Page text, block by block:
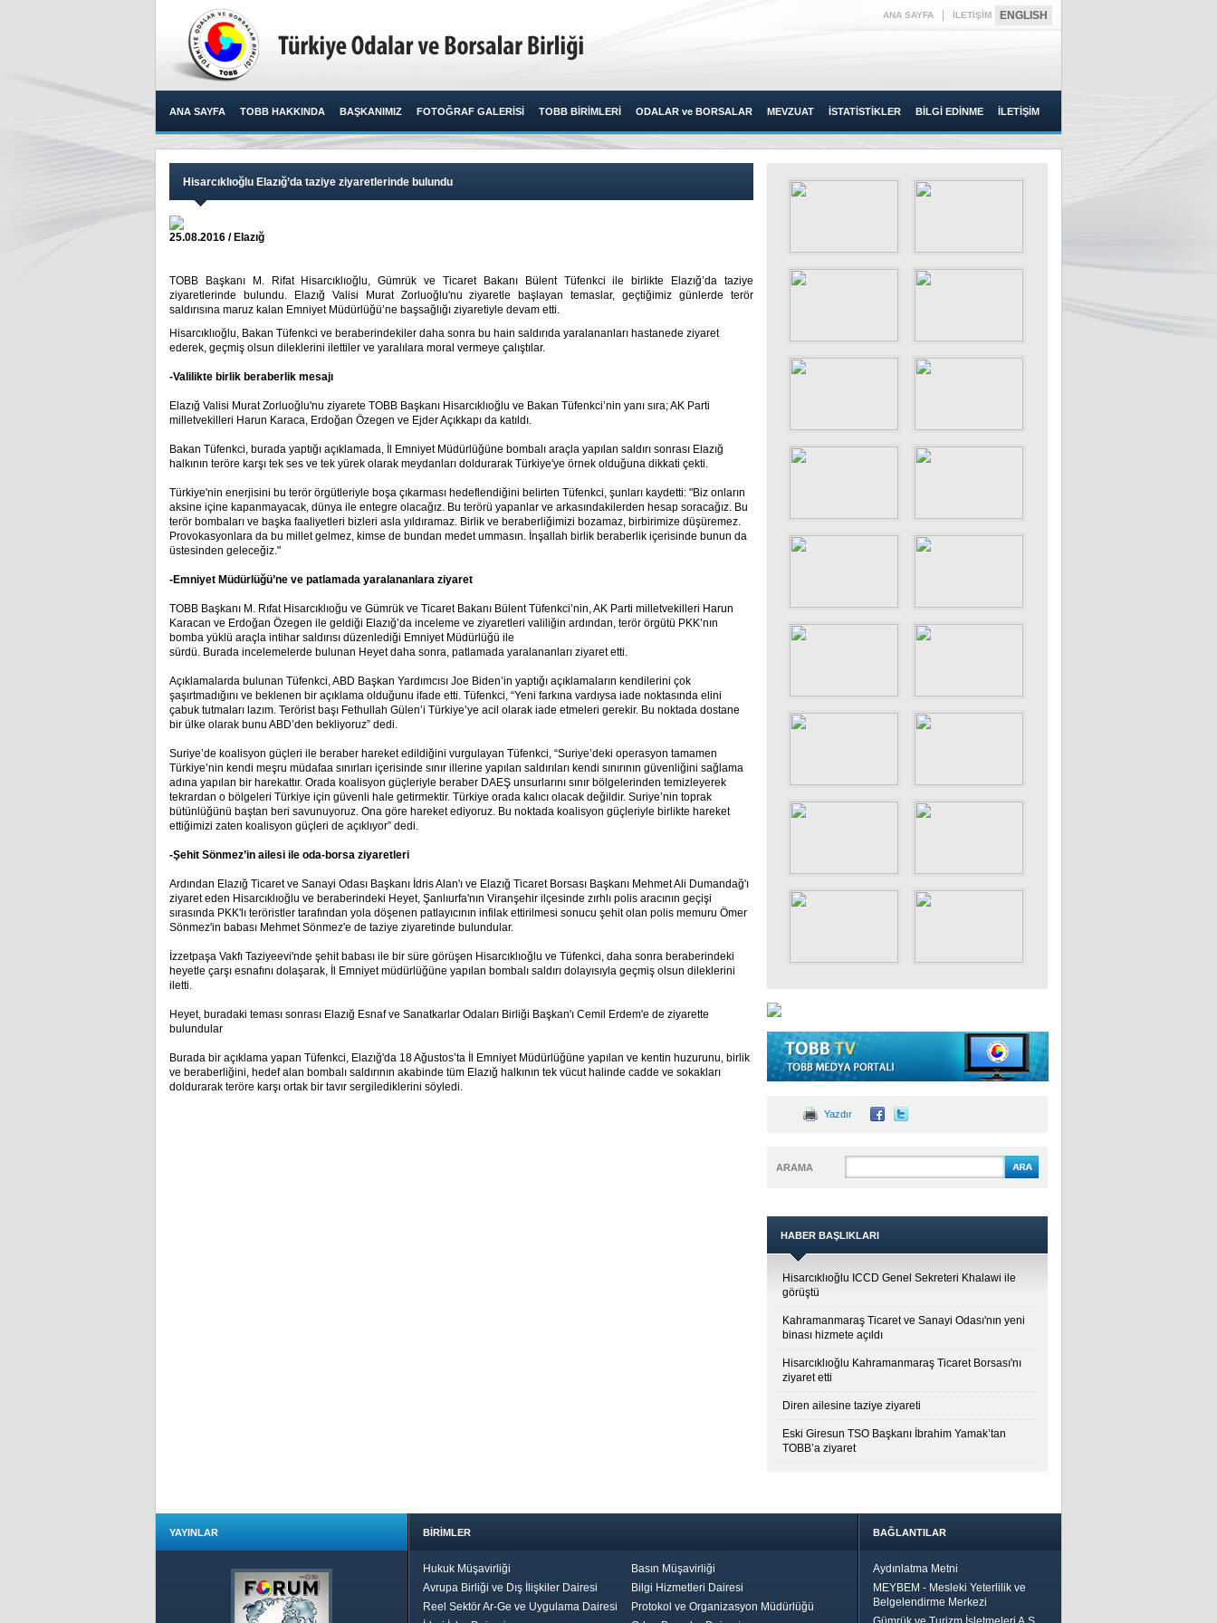
ANA SAYFA İLETİŞİM ENGLISH
ANA SAYFA TOBB HAKKINDA BAŞKANIMIZ FOTOĞRAF GALERİSİ TOBB BİRİMLERİ ODALAR ve BORSALAR MEVZUAT İSTATİSTİKLER BİLGİ EDİNME İLETİŞİM
Hisarcıklıoğlu Elazığ’da taziye ziyaretlerinde bulundu
25.08.2016 / Elazığ
TOBB Başkanı M. Rifat Hisarcıklıoğlu, Gümrük ve Ticaret Bakanı Bülent Tüfenkci ile birlikte Elazığ’da taziye
ziyaretlerinde bulundu. Elazığ Valisi Murat Zorluoğlu'nu ziyaretle başlayan temaslar, geçtiğimiz günlerde terör
saldırısına maruz kalan Emniyet Müdürlüğü’ne başsağlığı ziyaretiyle devam etti.​
Hisarcıklıoğlu, Bakan Tüfenkci ve beraberindekiler daha sonra bu hain saldırıda yaralananları hastanede ziyaret
ederek, geçmiş olsun dileklerini ilettiler ve yaralılara moral vermeye çalıştılar.
-Valilikte birlik beraberlik mesajı
Elazığ Valisi Murat Zorluoğlu'nu ziyarete TOBB Başkanı Hisarcıklıoğlu ve Bakan Tüfenkci’nin yanı sıra; AK Parti
milletvekilleri Harun Karaca, Erdoğan Özegen ve Ejder Açıkkapı da katıldı.
Bakan Tüfenkci, burada yaptığı açıklamada, İl Emniyet Müdürlüğüne bombalı araçla yapılan saldırı sonrası Elazığ
halkının teröre karşı tek ses ve tek yürek olarak meydanları doldurarak Türkiye'ye örnek olduğuna dikkati çekti.
Türkiye'nin enerjisini bu terör örgütleriyle boşa çıkarması hedeflendiğini belirten Tüfenkci, şunları kaydetti: "Biz onların
aksine içine kapanmayacak, dünya ile entegre olacağız. Bu terörü yapanlar ve arkasındakilerden hesap soracağız. Bu
terör bombaları ve başka faaliyetleri bizleri asla yıldıramaz. Birlik ve beraberliğimizi bozamaz, birbirimize düşüremez.
Provokasyonlara da bu millet gelmez, kimse de bundan medet ummasın. İnşallah birlik beraberlik içerisinde bunun da
üstesinden geleceğiz."
-Emniyet Müdürlüğü’ne ve patlamada yaralananlara ziyaret
TOBB Başkanı M. Rıfat Hisarcıklıoğu ve Gümrük ve Ticaret Bakanı Bülent Tüfenkci’nin, AK Parti milletvekilleri Harun
Karacan ve Erdoğan Özegen ile geldiği Elazığ’da inceleme ve ziyaretleri valiliğin ardından, terör örgütü PKK’nın
bomba yüklü araçla intihar saldırısı düzenlediği Emniyet Müdürlüğü ile
sürdü. Burada incelemelerde bulunan Heyet daha sonra, patlamada yaralananları ziyaret etti.
Açıklamalarda bulunan Tüfenkci, ABD Başkan Yardımcısı Joe Biden’in yaptığı açıklamaların kendilerini çok
şaşırtmadığını ve beklenen bir açıklama olduğunu ifade etti. Tüfenkci, “Yeni farkına vardıysa iade noktasında elini
çabuk tutmaları lazım. Terörist başı Fethullah Gülen’i Türkiye’ye acil olarak iade etmeleri gerekir. Bu noktada dostane
bir ülke olarak bunu ABD’den bekliyoruz” dedi.
Suriye’de koalisyon güçleri ile beraber hareket edildiğini vurgulayan Tüfenkci, “Suriye’deki operasyon tamamen
Türkiye’nin kendi meşru müdafaa sınırları içerisinde sınır illerine yapılan saldırıları kendi sınırının güvenliğini sağlama
adına yapılan bir harekattır. Orada koalisyon güçleriyle beraber DAEŞ unsurlarını sınır bölgelerinden temizleyerek
tekrardan o bölgeleri Türkiye için güvenli hale getirmektir. Türkiye orada kalıcı olacak değildir. Suriye’nin toprak
bütünlüğünü baştan beri savunuyoruz. Ona göre hareket ediyoruz. Bu noktada koalisyon güçleriyle birlikte hareket
ettiğimizi zaten koalisyon güçleri de açıklıyor” dedi.
-Şehit Sönmez’in ailesi ile oda-borsa ziyaretleri
Ardından Elazığ Ticaret ve Sanayi Odası Başkanı İdris Alan'ı ve Elazığ Ticaret Borsası Başkanı Mehmet Ali Dumandağ'ı
ziyaret eden Hisarcıklıoğlu ve beraberindeki Heyet, Şanlıurfa'nın Viranşehir ilçesinde zırhlı polis aracının geçişi
sırasında PKK'lı teröristler tarafından yola döşenen patlayıcının infilak ettirilmesi sonucu şehit olan polis memuru Ömer
Sönmez'in babası Mehmet Sönmez'e de taziye ziyaretinde bulundular.
İzzetpaşa Vakfı Taziyeevi'nde şehit babası ile bir süre görüşen Hisarcıklıoğlu ve Tüfenkci, daha sonra beraberindeki
heyetle çarşı esnafını dolaşarak, İl Emniyet müdürlüğüne yapılan bombalı saldırı dolayısıyla geçmiş olsun dileklerini
iletti.
Heyet, buradaki teması sonrası Elazığ Esnaf ve Sanatkarlar Odaları Birliği Başkan'ı Cemil Erdem'e de ziyarette
bulundular
Burada bir açıklama yapan Tüfenkci, Elazığ'da 18 Ağustos’ta İl Emniyet Müdürlüğüne yapılan ve kentin huzurunu, birlik
ve beraberliğini, hedef alan bombalı saldırının akabinde tüm Elazığ halkının tek vücut halinde cadde ve sokakları
doldurarak teröre karşı ortak bir tavır sergilediklerini söyledi.
Yazdır
ARAMA
HABER BAŞLIKLARI
Hisarcıklıoğlu ICCD Genel Sekreteri Khalawi ile
görüştü
Kahramanmaraş Ticaret ve Sanayi Odası'nın yeni
binası hizmete açıldı
Hisarcıklıoğlu Kahramanmaraş Ticaret Borsası'nı
ziyaret etti
Diren ailesine taziye ziyareti
Eski Giresun TSO Başkanı İbrahim Yamak’tan
TOBB’a ziyaret
YAYINLAR BİRİMLER
Hukuk Müşavirliği
Basın Müşavirliği
Avrupa Birliği ve Dış İlişkiler Dairesi
Bilgi Hizmetleri Dairesi
Reel Sektör Ar-Ge ve Uygulama Dairesi
Protokol ve Organizasyon Müdürlüğü
BAĞLANTILAR
Aydınlatma Metni
MEYBEM - Mesleki Yeterlilik ve
Belgelendirme Merkezi